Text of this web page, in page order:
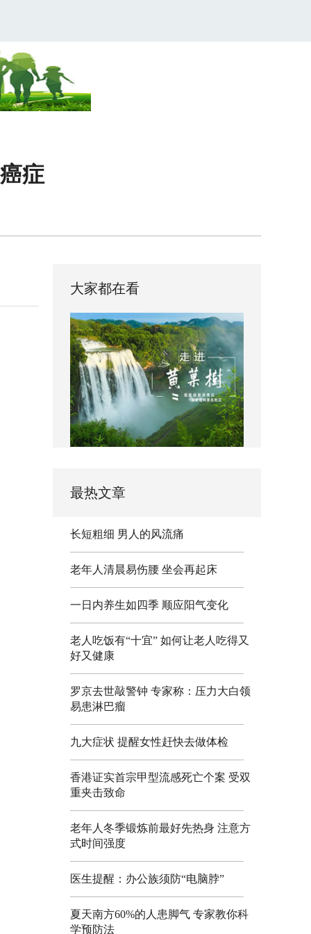
症
大家都在看
最热文章
长短粗细 男人的风流痛
老年人清晨易伤腰 坐会再起床
一日内养生如四季 顺应阳气变化
老人吃饭有“十宜” 如何让老人吃得又
好又健康
罗京去世敲警钟 专家称：压力大白领
易患淋巴瘤
九大症状 提醒女性赶快去做体检
香港证实首宗甲型流感死亡个案 受双
重夹击致命
老年人冬季锻炼前最好先热身 注意方
式时间强度
医生提醒：办公族须防“电脑脖”
夏天南方60%的人患脚气 专家教你科
学预防法